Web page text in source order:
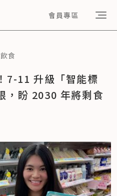
會員專區
食
7-11 升級「智能標
，盼 2030 年將剩食